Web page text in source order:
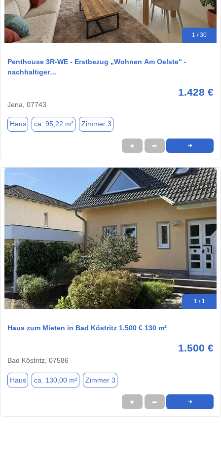
1 / 30
Penthouse 3R-WE - Erstbezug „Wohnen Am Oelste“ -
nachhaltiger…
1.428 €
Jena, 07743
Haus ca. 95,22 m² Zimmer 3
★ ➦ ➜
1 / 1
Haus zum Mieten in Bad Köstritz 1.500 € 130 m²
1.500 €
Bad Köstritz, 07586
Haus ca. 130,00 m² Zimmer 3
★ ➦ ➜